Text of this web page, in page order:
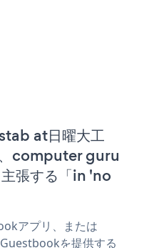
at日曜大工
computer guru
張する「in 'no
アプリ、または
を提供する